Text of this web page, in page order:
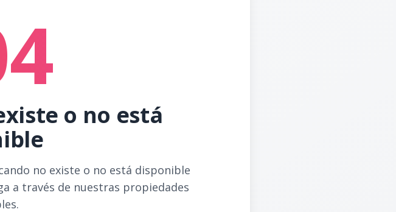
o no está
no existe o no está disponible
a través de nuestras propiedades